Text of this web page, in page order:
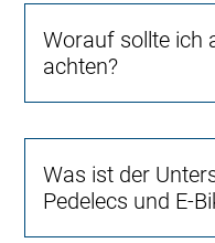
Worauf sollte ich
achten?
Was ist der
Pedelecs und E-